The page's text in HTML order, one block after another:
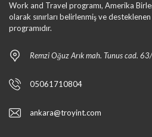
Work and Travel programı, Amerika
olarak sınırları belirlenmiş ve
programıdır.
Remzi Oğuz Arık mah. Tunus cad.
05061710804
ankara@troyint.com